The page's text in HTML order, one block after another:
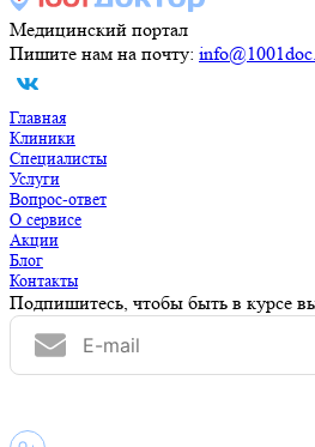
Медицинский портал
Пишите нам на почту:
Главная
Клиники
Специалисты
Услуги
Вопрос-ответ
О сервисе
Акции
Блог
Контакты
Подпишитесь, чтобы быть в курсе